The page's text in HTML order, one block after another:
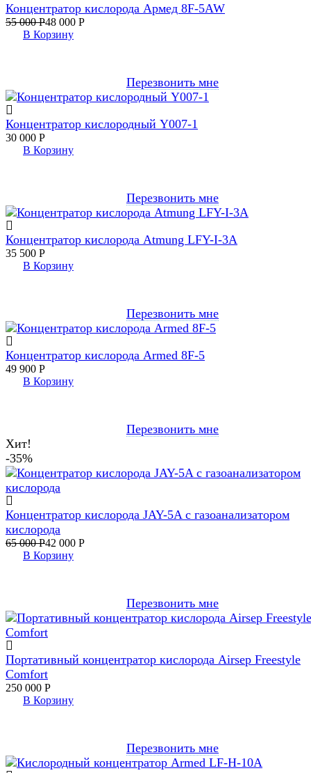
Концентратор кислорода Армед 8F-5AW
55 000Р48 000 Р
В Корзину
Перезвонить мне
Концентратор кислородный Y007-1
30 000 Р
В Корзину
Перезвонить мне
Концентратор кислорода Atmung LFY-I-3A
35 500 Р
В Корзину
Перезвонить мне
Концентратор кислорода Armed 8F-5
49 900 Р
В Корзину
Перезвонить мне
Хит!
-35%
Концентратор кислорода JAY-5A c газоанализатором
кислорода
65 000Р42 000 Р
В Корзину
Перезвонить мне
Портативный концентратор кислорода Airsep Freestyle
Comfort
250 000 Р
В Корзину
Перезвонить мне